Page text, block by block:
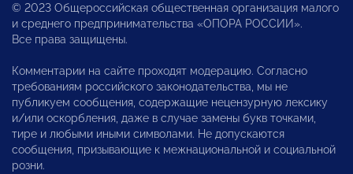
© 2023 Общероссийская общественная организация малого
и среднего предпринимательства «ОПОРА РОССИИ».
Все права защищены.
Комментарии на сайте проходят модерацию. Согласно
требованиям российского законодательства, мы не
публикуем сообщения, содержащие нецензурную лексику
и/или оскорбления, даже в случае замены букв точками,
тире и любыми иными символами. Не допускаются
сообщения, призывающие к межнациональной и социальной
розни.